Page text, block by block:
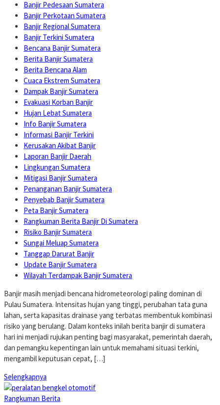
Banjir Pedesaan Sumatera
Banjir Perkotaan Sumatera
Banjir Regional Sumatera
Banjir Terkini Sumatera
Bencana Banjir Sumatera
Berita Banjir Sumatera
Berita Bencana Alam
Cuaca Ekstrem Sumatera
Dampak Banjir Sumatera
Evakuasi Korban Banjir
Hujan Lebat Sumatera
Info Banjir Sumatera
Informasi Banjir Terkini
Kerusakan Akibat Banjir
Laporan Banjir Daerah
Lingkungan Sumatera
Mitigasi Banjir Sumatera
Penanganan Banjir Sumatera
Penyebab Banjir Sumatera
Peta Banjir Sumatera
Rangkuman Berita Banjir Di Sumatera
Risiko Banjir Sumatera
Sungai Meluap Sumatera
Tanggap Darurat Banjir
Update Banjir Sumatera
Wilayah Terdampak Banjir Sumatera
Banjir masih menjadi bencana hidrometeorologi paling dominan di
Pulau Sumatera. Intensitas hujan yang tinggi, perubahan tata guna
lahan, serta kapasitas drainase yang terbatas membentuk kombinasi
risiko yang berulang. Dalam konteks inilah berita banjir di sumatera
hari ini menjadi rujukan penting bagi masyarakat, pemerintah daerah,
dan pemangku kepentingan lain untuk memahami situasi terkini,
mengambil keputusan cepat, […]
Selengkapnya
Rangkuman Berita